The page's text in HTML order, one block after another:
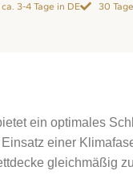
3-4 Tage in DE 30
ein optimales
einer
gleichmäßig